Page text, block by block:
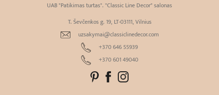
UAB "Patikimas turtas". "Classic Line Decor" salonas
T. Ševčenkos g. 19, LT-03111, Vilnius
uzsakymai@classiclinedecor.com
+370 646 55939
+370 601 49040